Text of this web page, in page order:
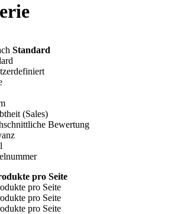
Standard
(Sales)
Bewertung
pro Seite
pro Seite
pro Seite
pro Seite